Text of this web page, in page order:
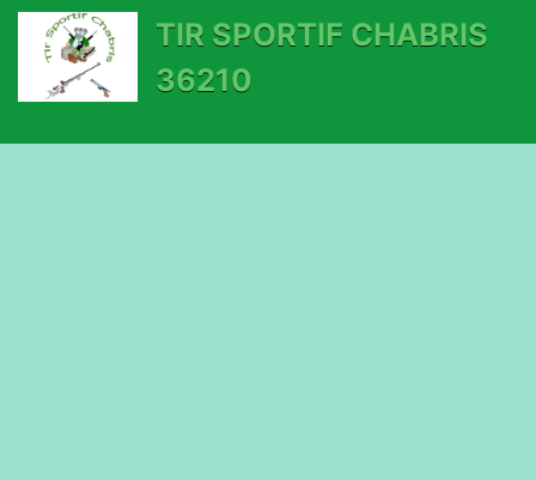
TIR SPORTIF CHABRIS
36210